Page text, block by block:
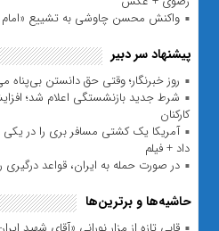
واکنش محسن چاوشی به تشییع «امام
پیشنهاد سر دبیر
روز خبرنگار؛ وقتی حق دانستن بی‌پناه
شرط جدید بازنشستگی اعلام شد؛
کارکنان
آمریکا یک کشتی مسافر بری را در یکی
داد + فیلم
در صورت حمله به ایران، قواعد درگیری
حاشیه‌ها و برترین‌ها